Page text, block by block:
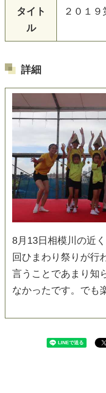
タイト
ル
２０１
詳細
8月 13日 相模 川 の近 く
回ひ ま わ り 祭 り が行
言う こ と であ ま り 知
なかったです。 でも